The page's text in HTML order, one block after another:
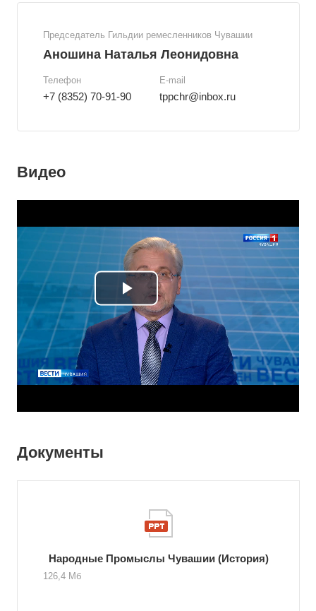
Председатель Гильдии ремесленников Чувашии
Аношина Наталья Леонидовна
Телефон
+7 (8352) 70-91-90
E-mail
tppchr@inbox.ru
Видео
Play
Video
Документы
Народные Промыслы Чувашии (История)
126,4 Мб